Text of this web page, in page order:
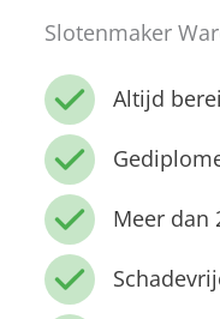
Slotenmaker
Altijd
Meer dan